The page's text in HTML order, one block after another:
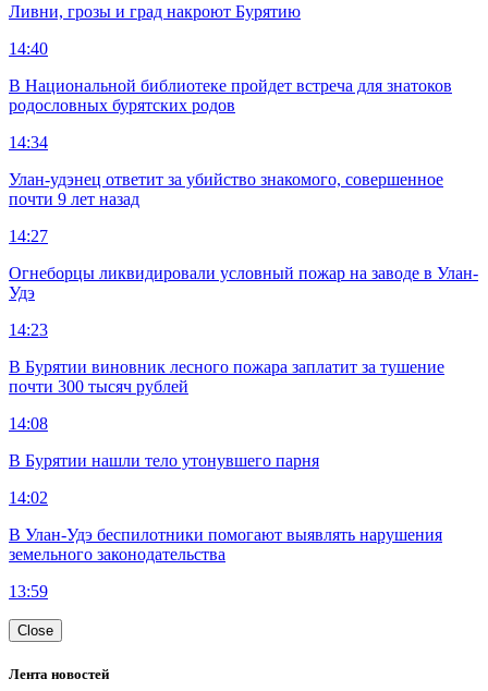
Ливни, грозы и град накроют Бурятию
14:40
В Национальной библиотеке пройдет встреча для знатоков
родословных бурятских родов
14:34
Улан-удэнец ответит за убийство знакомого, совершенное
почти 9 лет назад
14:27
Огнеборцы ликвидировали условный пожар на заводе в Улан-
Удэ
14:23
В Бурятии виновник лесного пожара заплатит за тушение
почти 300 тысяч рублей
14:08
В Бурятии нашли тело утонувшего парня
14:02
В Улан-Удэ беспилотники помогают выявлять нарушения
земельного законодательства
13:59
Close
Лента новостей